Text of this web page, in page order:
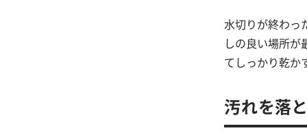
水切りが終わっ
しの良い場所が
てしっかり乾か
汚れを落